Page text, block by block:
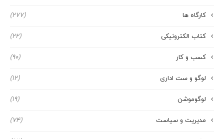
کارگاه ها (277)
کتاب الکترونیکی (22)
کسب و کار (90)
لوگو و ست اداری (12)
لوگوموشن (19)
مدیریت و سیاست (74)